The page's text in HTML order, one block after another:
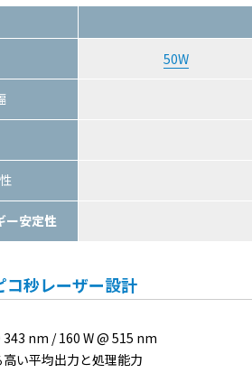
50W
ー安定性
コ秒レーザー設計
343 nm / 160 W @ 515 nm
高い平均出力と処理能力